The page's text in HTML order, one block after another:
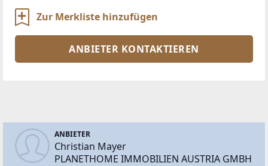
Zur Merkliste hinzufügen
ANBIETER KONTAKTIEREN
ANBIETER
Christian Mayer
PLANETHOME IMMOBILIEN AUSTRIA GMBH